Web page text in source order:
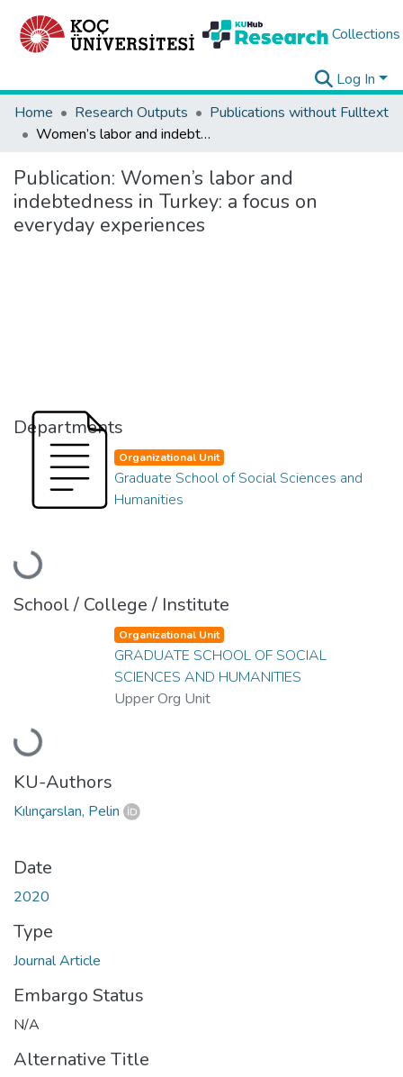
Collections
Log In
Home
Research Outputs
Publications without Fulltext
Women’s labor and indebtedness in Turkey: a focus on everyday experiences
Publication: Women’s labor and
indebtedness in Turkey: a focus on
everyday experiences
Departments
Loading...
Organizational Unit
Graduate School of Social Sciences and
Humanities
School / College / Institute
Loading...
Organizational Unit
GRADUATE SCHOOL OF SOCIAL
SCIENCES AND HUMANITIES
Upper Org Unit
KU-Authors
Kılınçarslan, Pelin
Date
2020
Type
Journal Article
Embargo Status
N/A
Alternative Title